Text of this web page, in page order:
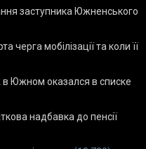
заступника Южненського
черга мобілізації та коли її
в Южном оказался в списке
надбавка до пенсії